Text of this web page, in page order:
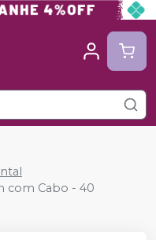
com Cabo - 40